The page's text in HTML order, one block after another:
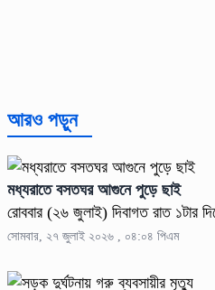
আরও পড়ুন
মধ্যরাতে বসতঘর আগুনে পুড়ে ছাই
রোববার (২৬ জুলাই) দিবাগত রাত ১টার
সোমবার, ২৭ জুলাই ২০২৬ , ০৪:০৪ পিএম